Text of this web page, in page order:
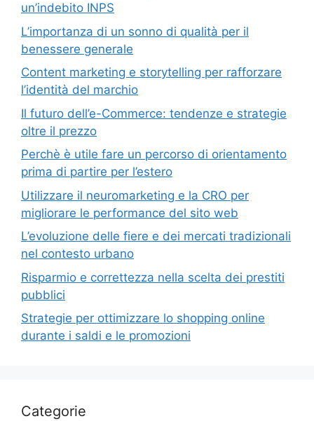
un’indebito INPS
L’importanza di un sonno di qualità per il
benessere generale
Content marketing e storytelling per rafforzare
l’identità del marchio
Il futuro dell’e-Commerce: tendenze e strategie
oltre il prezzo
Perchè è utile fare un percorso di orientamento
prima di partire per l’estero
Utilizzare il neuromarketing e la CRO per
migliorare le performance del sito web
L’evoluzione delle fiere e dei mercati tradizionali
nel contesto urbano
Risparmio e correttezza nella scelta dei prestiti
pubblici
Strategie per ottimizzare lo shopping online
durante i saldi e le promozioni
Categorie